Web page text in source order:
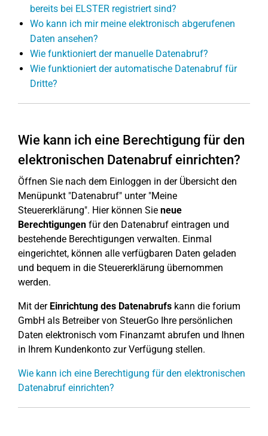
bereits bei ELSTER registriert sind?
Wo kann ich mir meine elektronisch abgerufenen
Daten ansehen?
Wie funktioniert der manuelle Datenabruf?
Wie funktioniert der automatische Datenabruf für
Dritte?
Wie kann ich eine Berechtigung für den
elektronischen Datenabruf einrichten?
Öffnen Sie nach dem Einloggen in der Übersicht den
Menüpunkt "Datenabruf" unter "Meine
Steuererklärung". Hier können Sie neue
Berechtigungen für den Datenabruf eintragen und
bestehende Berechtigungen verwalten. Einmal
eingerichtet, können alle verfügbaren Daten geladen
und bequem in die Steuererklärung übernommen
werden.
Mit derEinrichtung des Datenabrufs kann die forium
GmbH als Betreiber von SteuerGo Ihre persönlichen
Daten elektronisch vom Finanzamt abrufen und Ihnen
in Ihrem Kundenkonto zur Verfügung stellen.
Wie kann ich eine Berechtigung für den elektronischen
Datenabruf einrichten?